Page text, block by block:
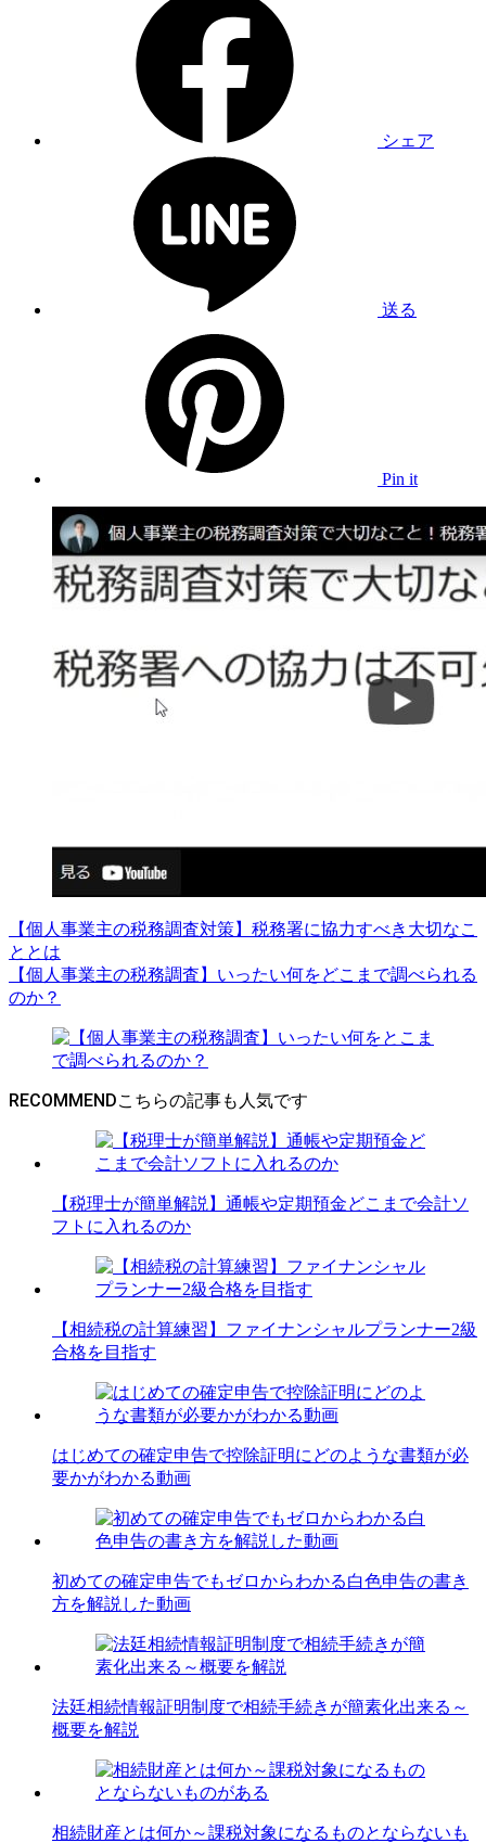
シェア
送る
Pin it
【個人事業主の税務調査対策】税務署に協力すべき大切なこ
ととは
【個人事業主の税務調査】いったい何をどこまで調べられる
のか？
RECOMMEND
【税理士が簡単解説】通帳や定期預金どこまで会計ソ
フトに入れるのか
【相続税の計算練習】ファイナンシャルプランナー2級
合格を目指す
はじめての確定申告で控除証明にどのような書類が必
要かがわかる動画
初めての確定申告でもゼロからわかる白色申告の書き
方を解説した動画
法廷相続情報証明制度で相続手続きが簡素化出来る～
概要を解説
相続財産とは何か～課税対象になるものとならないも